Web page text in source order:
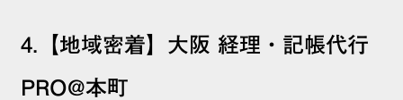
4.【地域密着】大阪 経理・記帳代行
PRO@本町